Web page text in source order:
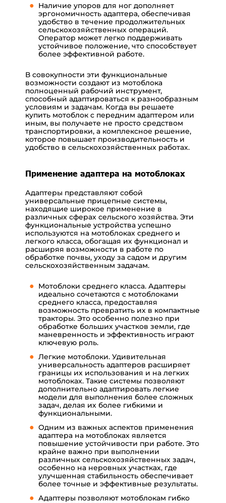
Наличие упоров для ног дополняет
эргономичность адаптера, обеспечивая
удобство в течение продолжительных
сельскохозяйственных операций.
Оператор может легко поддерживать
устойчивое положение, что способствует
более эффективной работе.
В совокупности эти функциональные
возможности создают из мотоблока
полноценный рабочий инструмент,
способный адаптироваться к разнообразным
условиям и задачам. Когда вы решаете
купить мотоблок с передним адаптером или
иным, вы получаете не просто средством
транспортировки, а комплексное решение,
которое повышает производительность и
удобство в сельскохозяйственных работах.
Применение адаптера на мотоблоках
Адаптеры представляют собой
универсальные прицепные системы,
находящие широкое применение в
различных сферах сельского хозяйства. Эти
функциональные устройства успешно
используются на мотоблоках среднего и
легкого класса, обогащая их функционал и
расширяя возможности в работе по
обработке почвы, уходу за садом и другим
сельскохозяйственным задачам.
Мотоблоки среднего класса. Адаптеры
идеально сочетаются с мотоблоками
среднего класса, предоставляя
возможность превратить их в компактные
тракторы. Это особенно полезно при
обработке больших участков земли, где
маневренность и эффективность играют
ключевую роль.
Легкие мотоблоки. Удивительная
универсальность адаптеров расширяет
границы их использования и на легких
мотоблоках. Такие системы позволяют
дополнительно адаптировать легкие
модели для выполнения более сложных
задач, делая их более гибкими и
функциональными.
Одним из важных аспектов применения
адаптера на мотоблоках является
повышение устойчивости при работе. Это
крайне важно при выполнении
различных сельскохозяйственных задач,
особенно на неровных участках, где
улучшенная стабильность обеспечивает
более точные и эффективные результаты.
Адаптеры позволяют мотоблокам гибко